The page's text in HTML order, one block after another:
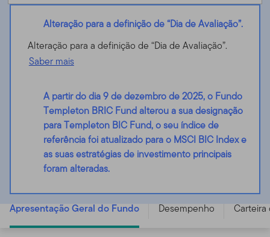
Alteração para a definição de “Dia de Avaliação”.
Alteração para a definição de “Dia de Avaliação”.
Saber mais
A partir do dia 9 de dezembro de 2025, o Fundo
Templeton BRIC Fund alterou a sua designação
para Templeton BIC Fund, o seu índice de
referência foi atualizado para o MSCI BIC Index e
as suas estratégias de investimento principais
foram alteradas.
Apresentação Geral do Fundo Desempenho